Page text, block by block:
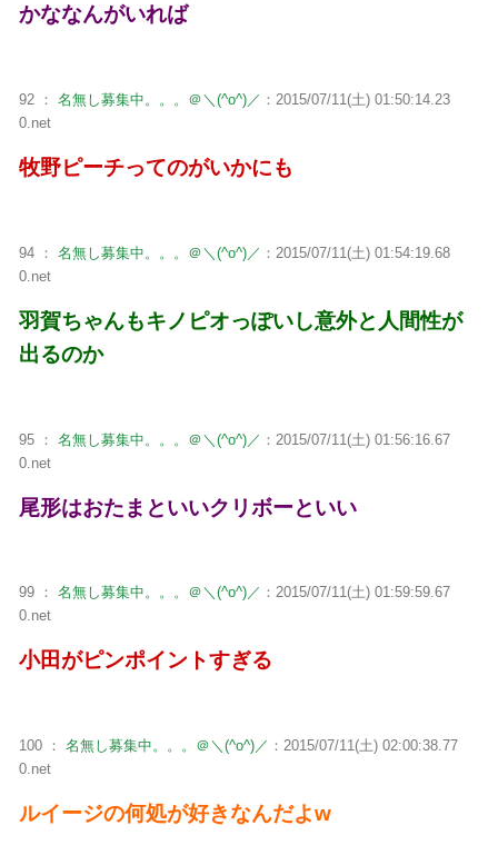
かななんがいれば
92 ： 名無し募集中。。。＠＼(^o^)／ ：2015/07/11(土) 01:50:14.23
0.net
牧野ピーチってのがいかにも
94 ： 名無し募集中。。。＠＼(^o^)／ ：2015/07/11(土) 01:54:19.68
0.net
羽賀ちゃんもキノピオっぽいし意外と人間性が
出るのか
95 ： 名無し募集中。。。＠＼(^o^)／ ：2015/07/11(土) 01:56:16.67
0.net
尾形はおたまといいクリボーといい
99 ： 名無し募集中。。。＠＼(^o^)／ ：2015/07/11(土) 01:59:59.67
0.net
小田がピンポイントすぎる
100 ： 名無し募集中。。。＠＼(^o^)／ ：2015/07/11(土) 02:00:38.77
0.net
ルイージの何処が好きなんだよw